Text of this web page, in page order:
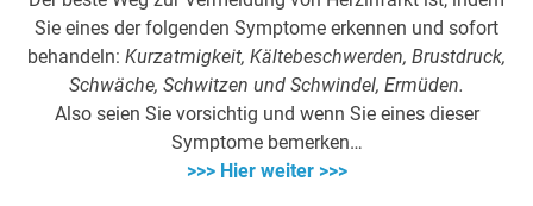
Sie eines der folgenden Symptome erkennen und sofort
behandeln: Kurzatmigkeit, Kältebeschwerden, Brustdruck,
Schwäche, Schwitzen und Schwindel, Ermüden.
Also seien Sie vorsichtig und wenn Sie eines dieser
Symptome bemerken…
>>> Hier weiter >>>